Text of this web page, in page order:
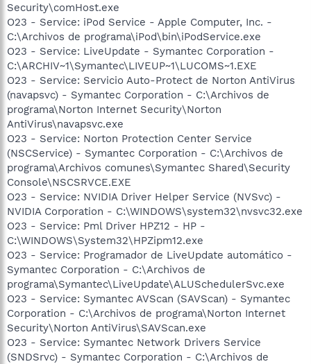
Security\comHost.exe
O23 - Service: iPod Service - Apple Computer, Inc. -
C:\Archivos de programa\iPod\bin\iPodService.exe
O23 - Service: LiveUpdate - Symantec Corporation -
C:\ARCHIV~1\Symantec\LIVEUP~1\LUCOMS~1.EXE
O23 - Service: Servicio Auto-Protect de Norton AntiVirus
(navapsvc) - Symantec Corporation - C:\Archivos de
programa\Norton Internet Security\Norton
AntiVirus\navapsvc.exe
O23 - Service: Norton Protection Center Service
(NSCService) - Symantec Corporation - C:\Archivos de
programa\Archivos comunes\Symantec Shared\Security
Console\NSCSRVCE.EXE
O23 - Service: NVIDIA Driver Helper Service (NVSvc) -
NVIDIA Corporation - C:\WINDOWS\system32\nvsvc32.exe
O23 - Service: Pml Driver HPZ12 - HP -
C:\WINDOWS\System32\HPZipm12.exe
O23 - Service: Programador de LiveUpdate automático -
Symantec Corporation - C:\Archivos de
programa\Symantec\LiveUpdate\ALUSchedulerSvc.exe
O23 - Service: Symantec AVScan (SAVScan) - Symantec
Corporation - C:\Archivos de programa\Norton Internet
Security\Norton AntiVirus\SAVScan.exe
O23 - Service: Symantec Network Drivers Service
(SNDSrvc) - Symantec Corporation - C:\Archivos de